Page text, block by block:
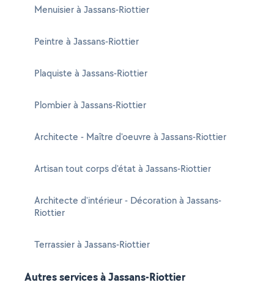
Menuisier à Jassans-Riottier
Peintre à Jassans-Riottier
Plaquiste à Jassans-Riottier
Plombier à Jassans-Riottier
Architecte - Maître d'oeuvre à Jassans-Riottier
Artisan tout corps d'état à Jassans-Riottier
Architecte d'intérieur - Décoration à Jassans-
Riottier
Terrassier à Jassans-Riottier
Autres services à Jassans-Riottier